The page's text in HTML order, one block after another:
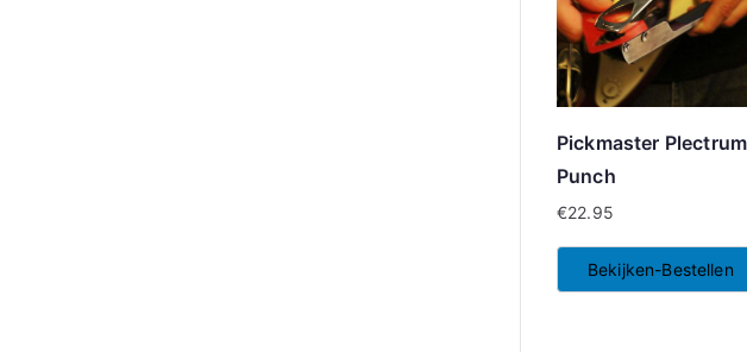
Pickmaster Plectrum
Punch
€22.95
Bekijken-Bestellen